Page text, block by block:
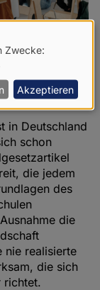
in Deutschland
schon
die jedem
des
die
nie realisierte
die sich
richtet.
Zwecke:
Akzeptieren